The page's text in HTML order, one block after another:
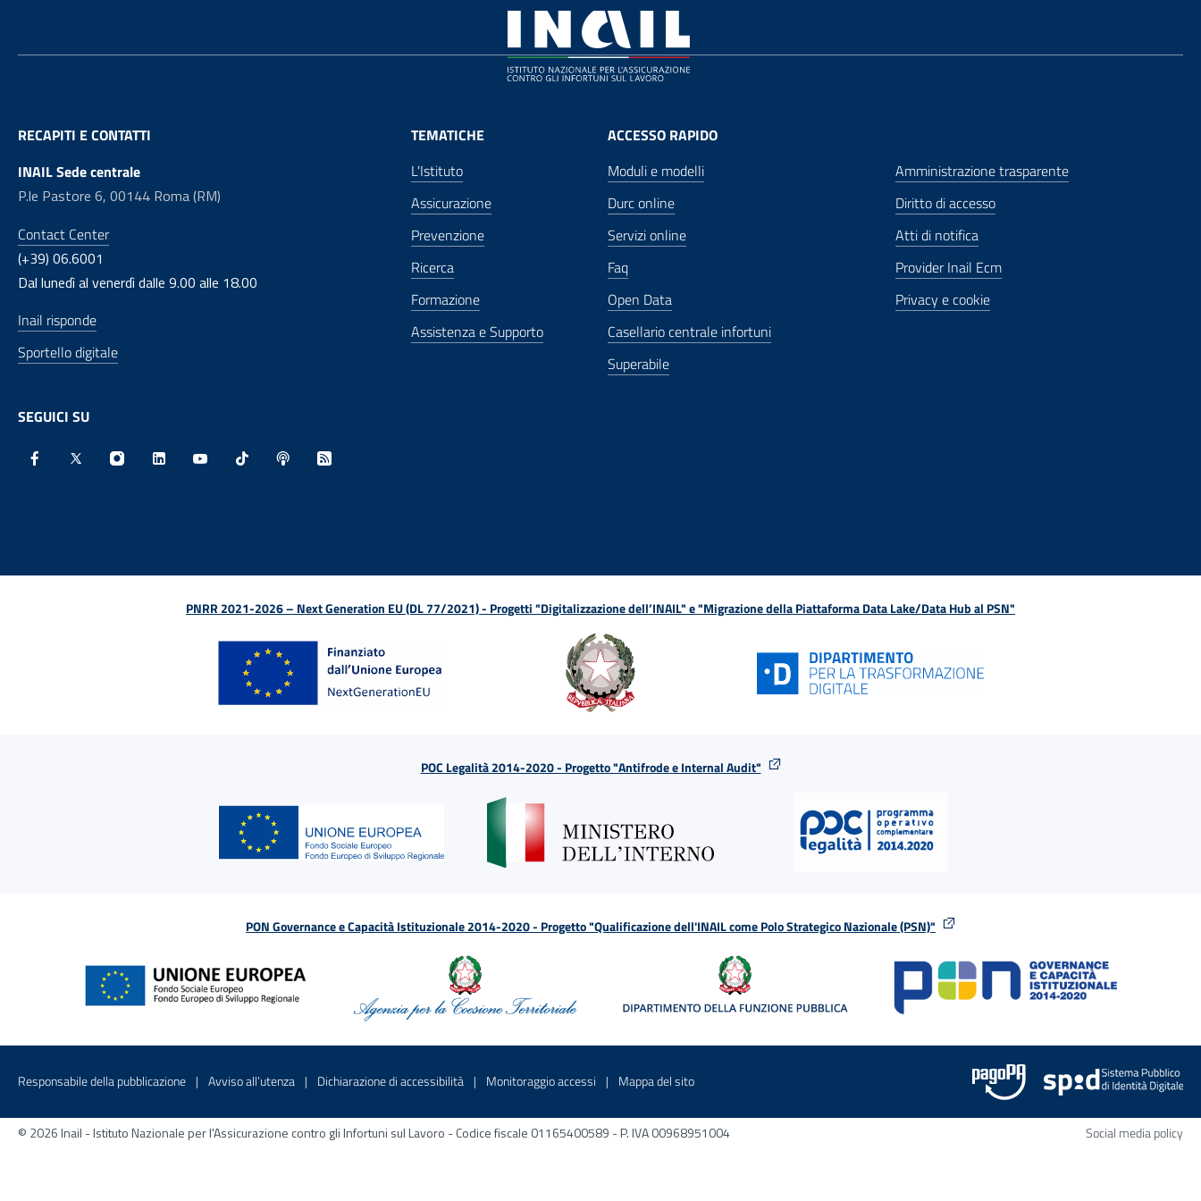
RECAPITI E CONTATTI
INAIL Sede centrale
P.le Pastore 6, 00144 Roma (RM)
Contact Center
(+39) 06.6001
Dal lunedì al venerdì dalle 9.00 alle 18.00
Inail risponde
Sportello digitale
SEGUICI SU
TEMATICHE
L'Istituto
Assicurazione
Prevenzione
Ricerca
Formazione
Assistenza e Supporto
ACCESSO RAPIDO
Moduli e modelli
Durc online
Servizi online
Faq
Open Data
Casellario centrale infortuni
Superabile
Amministrazione trasparente
Diritto di accesso
Atti di notifica
Provider Inail Ecm
Privacy e cookie
PNRR 2021-2026 – Next Generation EU (DL 77/2021) - Progetti "Digitalizzazione dell’INAIL" e "Migrazione della Piattaforma Data Lake/Data Hub al PSN"
POC Legalità 2014-2020 - Progetto "Antifrode e Internal Audit"
PON Governance e Capacità Istituzionale 2014-2020 - Progetto "Qualificazione dell'INAIL come Polo Strategico Nazionale (PSN)"
Menu di servizio
Responsabile della pubblicazione Sito interno - Apre in una nuova finestra
Avviso all’utenza Sito interno - Apre in una nuova finestra
Dichiarazione di accessibilità Sito interno - Apre in una nuova finestra
Monitoraggio accessi Sito interno - Apre in una nuova finestra
Mappa del sitoSito interno - Apre nella stessa finestra
© 2026 Inail - Istituto Nazionale per l'Assicurazione contro gli Infortuni sul Lavoro - Codice fiscale 01165400589 - P. IVA 00968951004 Social media policy